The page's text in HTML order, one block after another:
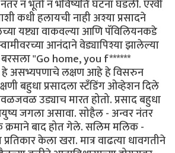
न भूतो न भविष्यति घटना घडली. एरवी
कधी हलायची नाही अश्या प्रसादने
यष्ट्या वाकवल्या आणि पॅविलियनकडे
आनंदाने वेड्यापिश्या झालेल्या
"Go home, you f******
हे असभ्यपणाचे लक्षण आहे हे विसरुन
बहुधा प्रसादला स्टँडिंग ओव्हेशन दिले
उड्याच मारत होतो. प्रसाद बहुधा
जगला असावा. सोहैल - अन्वर नंतर
बाद होत गेले. सलिम मलिक -
केला खरा. मात्र वाढत्या धावगतीने